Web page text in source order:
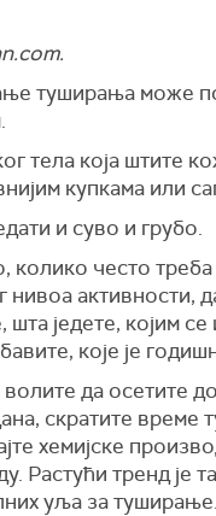
туширања може
тела која штите
купкама или
и суво и грубо.
колико често
нивоа активности,
шта једете, којим
које је
да осетите
скратите време
хемијске
Растући тренд је
уља за туширање.